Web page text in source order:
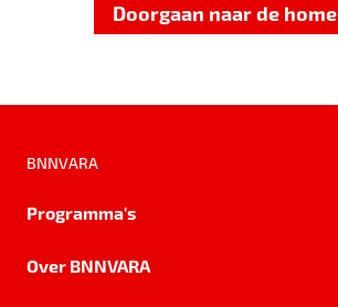
Doorgaan naar de
BNNVARA
Programma's
Over BNNVARA